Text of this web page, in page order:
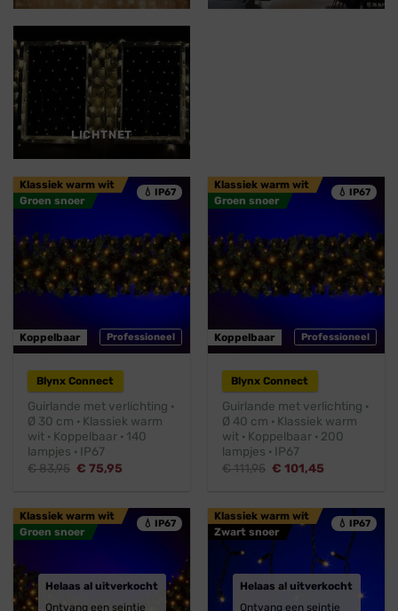
LICHTNET
💧 IP67
Professioneel
Klassiek warm wit
Groen snoer
Koppelbaar
Blynx Connect
Guirlande met verlichting ·
Ø 30 cm · Klassiek warm
wit · Koppelbaar · 140
lampjes · IP67
€83,95 Oorspronkelijke
€ 75,95
💧 IP67
Professioneel
Klassiek warm wit
Groen snoer
Koppelbaar
Blynx Connect
Guirlande met verlichting ·
Ø 40 cm · Klassiek warm
wit · Koppelbaar · 200
lampjes · IP67
€111,95 Oorspronkelijke
€ 101,45
💧 IP67
Klassiek warm wit
Groen snoer
Helaas al uitverkocht
Ontvang een seintje
💧 IP67
Klassiek warm wit
Zwart snoer
Helaas al uitverkocht
Ontvang een seintje